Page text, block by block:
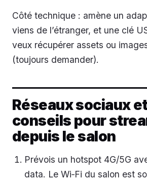
Côté technique : amène un
viens de l’étranger, et une clé
veux récupérer assets ou
(toujours demander).
Réseaux sociaux
conseils pour
depuis le salon
Prévois un hotspot 4G/5G
data. Le Wi‑Fi du salon est